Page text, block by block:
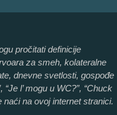
pročitati definicije
za smeh, kolateralne
dnevne svetlosti, gospođe
l’ mogu u WC?”, “Chuck
na ovoj internet stranici.